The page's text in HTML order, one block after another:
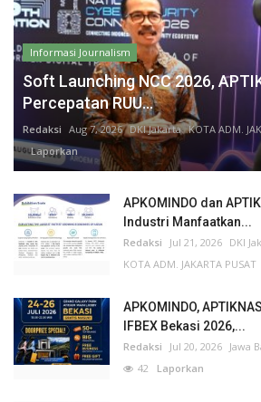
Informasi Journalism
Soft Launching NCC 2026,
Percepatan RUU...
Redaksi Aug 7, 2026 DKI Jakarta KOTA ADM.
Laporkan
APKOMINDO dan
Industri Manfaatkan...
Redaksi Jul 21, 2026 DKI
KOTA ADM. JAKARTA PUSAT
APKOMINDO,
IFBEX Bekasi 2026,...
Redaksi Jul 20, 2026 Jawa
42 Laporkan